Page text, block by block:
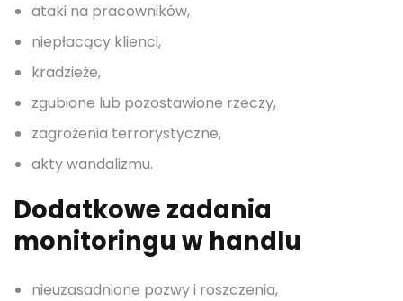
ataki na pracowników,
niepłacący klienci,
kradzieże,
zgubione lub pozostawione rzeczy,
zagrożenia terrorystyczne,
akty wandalizmu.
Dodatkowe zadania
monitoringu w handlu
nieuzasadnione pozwy i roszczenia,